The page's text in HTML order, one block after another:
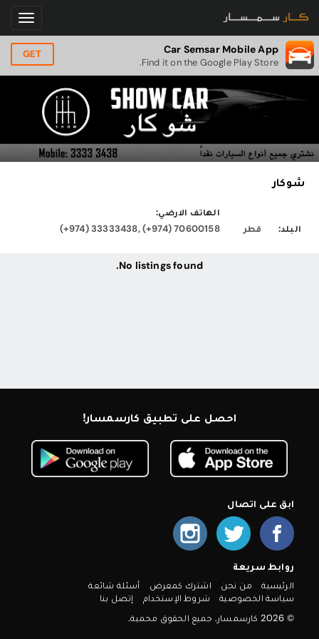
Car Semsar Mobile App
Find it on the Google Play Store.
GET
شوكار
البلد: قطر
الهاتف الارضي:
(+974) 33333438, (+974) 70600158
No listings found.
احصل على تطبيق كارسمسار!
ابق على اتصال
روابط سريعة
الرئيسية من نحن اشترك كمعرض
أسئلة شائعة
سياسة الخصوصية
شروط الإستخدام
إتصل بنا
© 2026 كارسمسار. جميع الحقوق محمية.